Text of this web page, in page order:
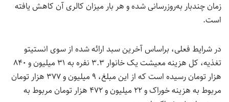
زمان چندبار به‌روزرسانی شده و هر بار میزان کالری آن کاهش یافته
است.
در شرایط فعلی، براساس آخرین سبد ارائه شده از سوی انستیتو
تغذیه، کل هزینه معیشت یک خانوار ۳.۳ نفره به ۳۱ میلیون و ۸۴۰
هزار تومان رسیده است که از این مبلغ، ۹ میلیون و ۳۷۷ هزار تومان
مربوط به هزینه خوراک و ۲۲ میلیون و ۴۷۲ هزار تومان مربوط به